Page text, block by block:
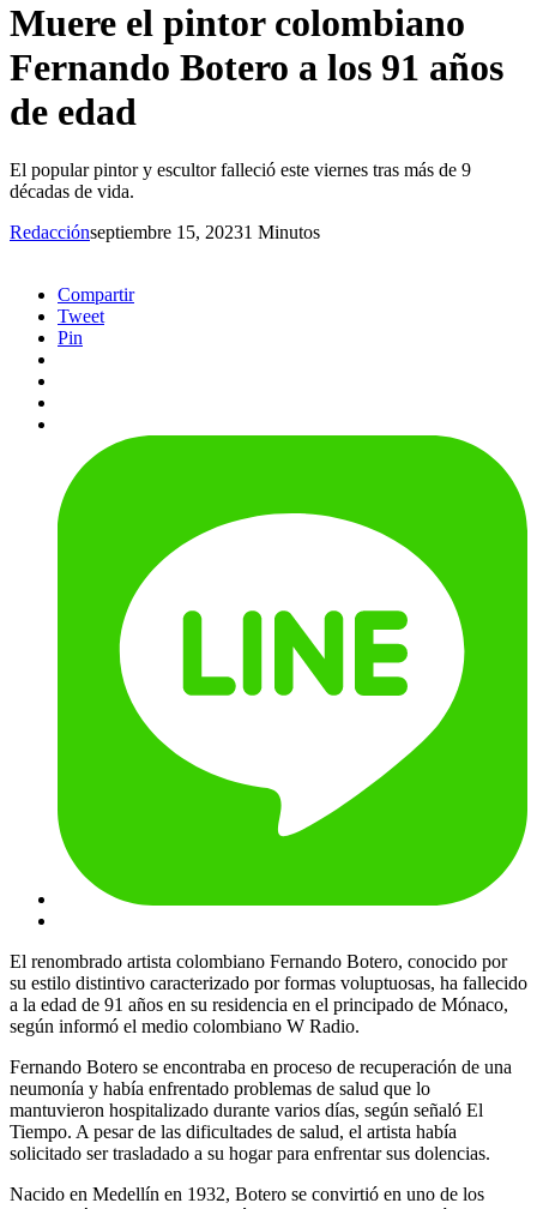
Muere el pintor colombiano
Fernando Botero a los 91 años
de edad
El popular pintor y escultor falleció este viernes tras más de 9
décadas de vida.
Redacciónseptiembre 15, 20231 Minutos
Compartir
Tweet
Pin
El renombrado artista colombiano Fernando Botero, conocido por
su estilo distintivo caracterizado por formas voluptuosas, ha fallecido
a la edad de 91 años en su residencia en el principado de Mónaco,
según informó el medio colombiano W Radio.
Fernando Botero se encontraba en proceso de recuperación de una
neumonía y había enfrentado problemas de salud que lo
mantuvieron hospitalizado durante varios días, según señaló El
Tiempo. A pesar de las dificultades de salud, el artista había
solicitado ser trasladado a su hogar para enfrentar sus dolencias.
Nacido en Medellín en 1932, Botero se convirtió en uno de los